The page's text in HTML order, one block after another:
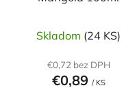
Skladom (24 KS)
€0,72 bez DPH
€0,89 / KS